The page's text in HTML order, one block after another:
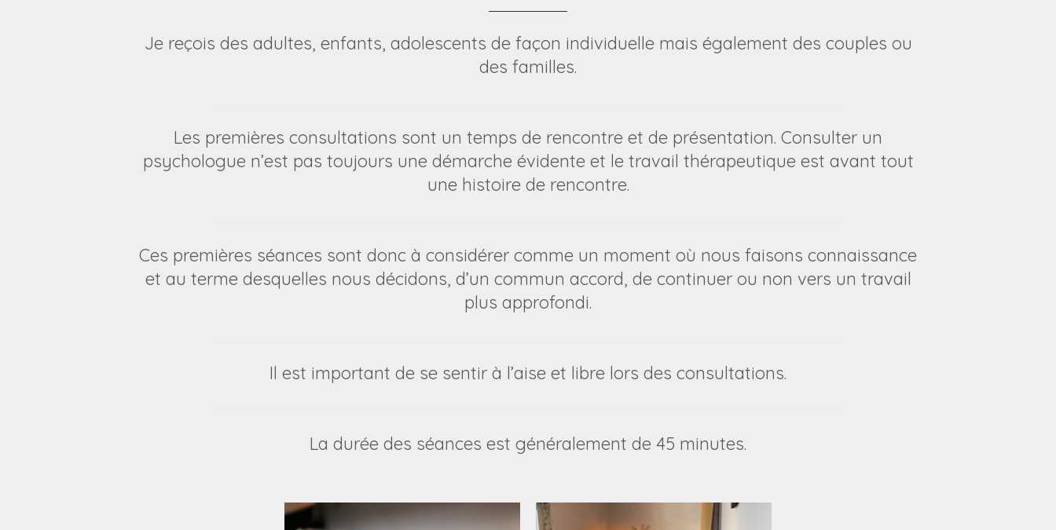
Je reçois des adultes, enfants, adolescents de façon individuelle mais également des couples ou
des familles.
Les premières consultations sont un temps de rencontre et de présentation. Consulter un
psychologue n’est pas toujours une démarche évidente et le travail thérapeutique est avant tout
une histoire de rencontre.
Ces premières séances sont donc à considérer comme un moment où nous faisons connaissance
et au terme desquelles nous décidons, d’un commun accord, de continuer ou non vers un travail
plus approfondi.
Il est important de se sentir à l’aise et libre lors des consultations.
La durée des séances est généralement de 45 minutes.